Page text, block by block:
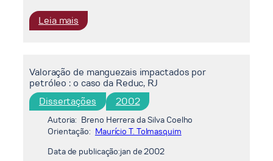
óleo
e
Brasil
Leia mais
Um
Comercialização
de
Energia
Elétrica
em
Ambiente
Competitivo
Valoração de manguezais impactados por
petróleo : o caso da Reduc, RJ
Dissertações 2002
Autoria: Breno Herrera da Silva Coelho
Orientação: Maurício T. Tolmasquim
Data de publicação:jan de 2002